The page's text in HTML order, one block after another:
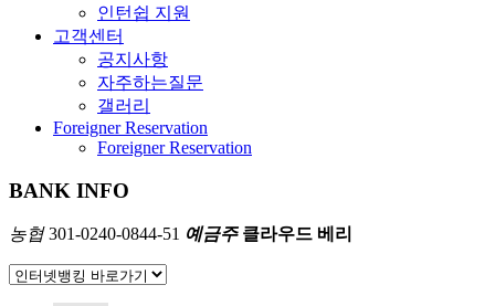
인턴쉽 지원
고객센터
공지사항
자주하는질문
갤러리
Foreigner Reservation
Foreigner Reservation
BANK INFO
농협301-0240-0844-51 예금주클라우드 베리